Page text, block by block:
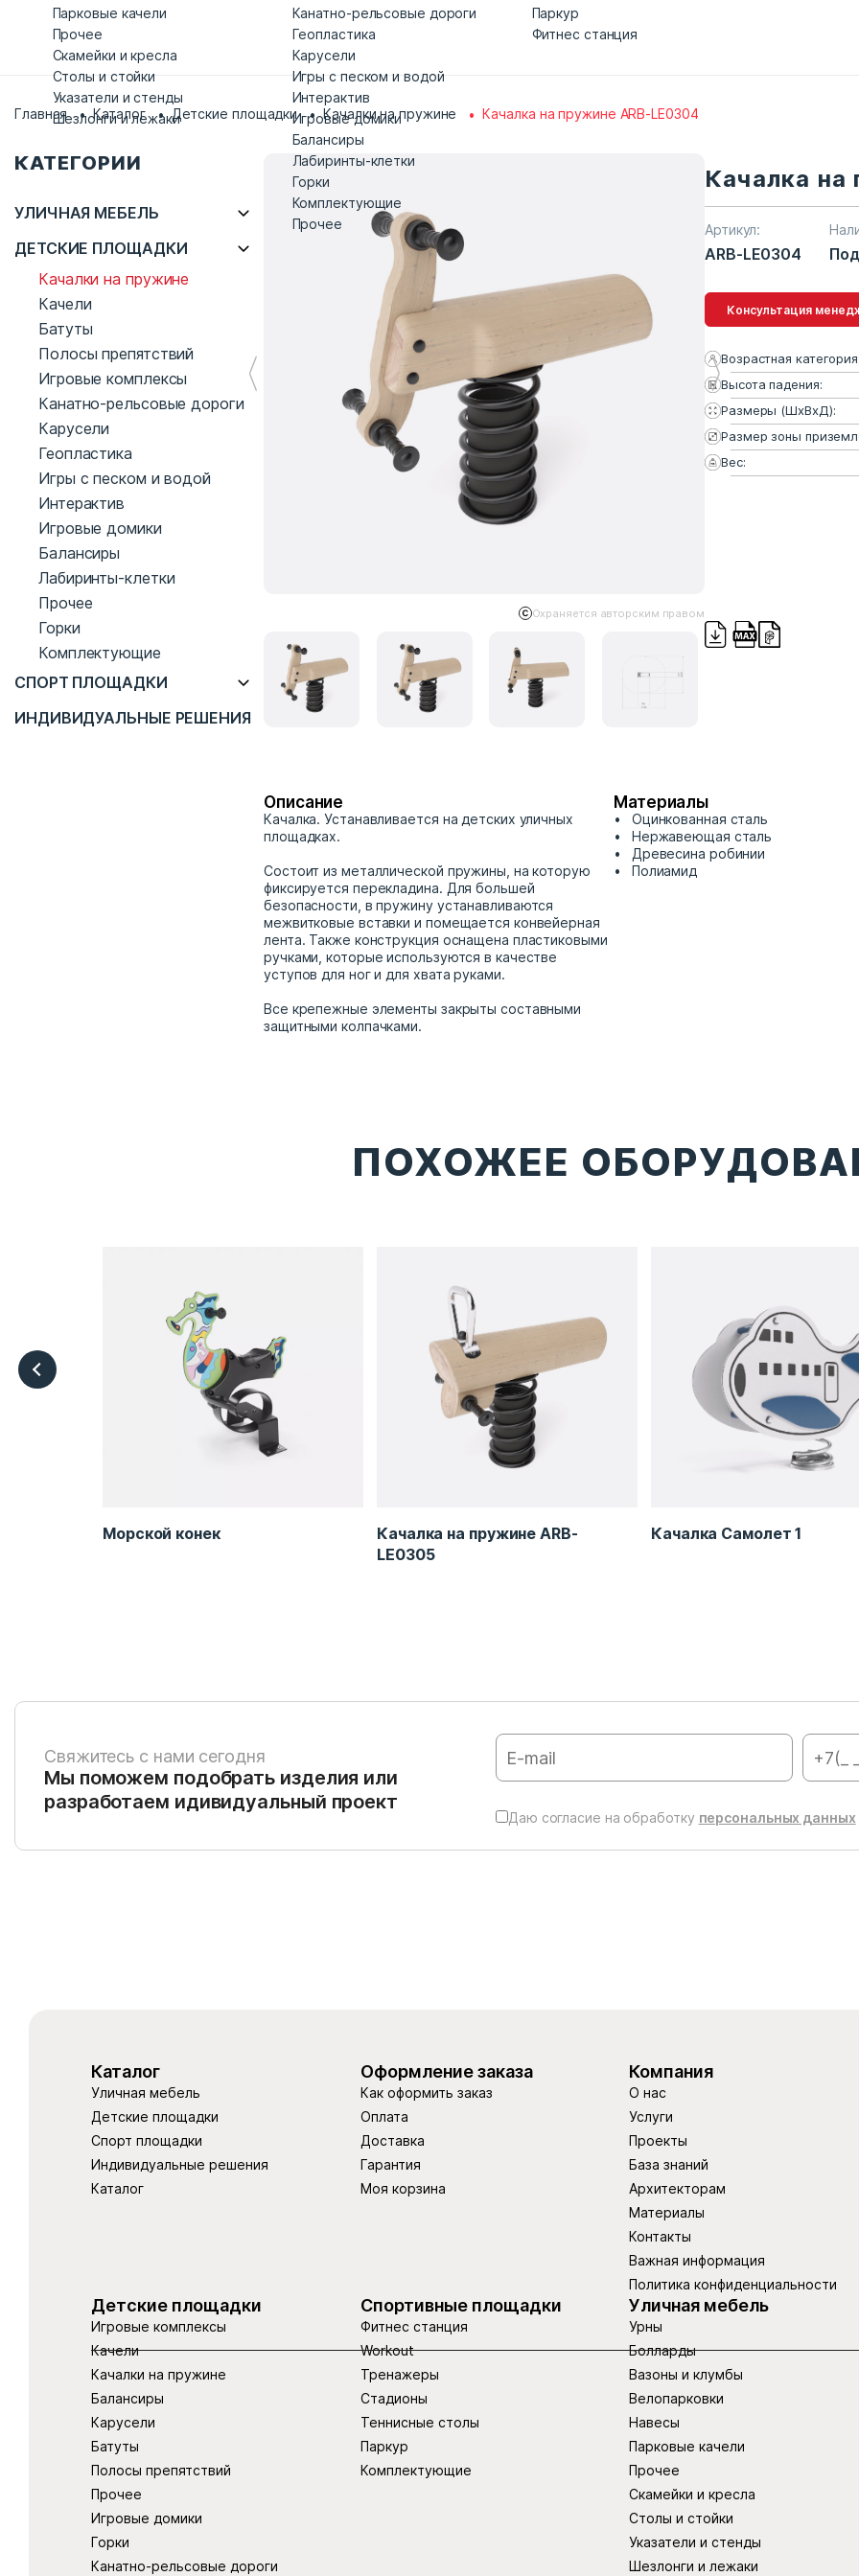
Парковые качели
Прочее
Скамейки и кресла
Столы и стойки
Указатели и стенды
Шезлонги и лежаки
Канатно-рельсовые дороги
Геопластика
Карусели
Игры с песком и водой
Интерактив
Игровые домики
Балансиры
Лабиринты-клетки
Горки
Комплектующие
Прочее
Паркур
Фитнес станция
Главная Каталог Детские площадки Качалки на пружине Качалка на пружине ARB-LE0304
КАТЕГОРИИ
УЛИЧНАЯ МЕБЕЛЬ
ДЕТСКИЕ ПЛОЩАДКИ
Качалки на пружине
Качели
Батуты
Полосы препятствий
Игровые комплексы
Канатно-рельсовые дороги
Карусели
Геопластика
Игры с песком и водой
Интерактив
Игровые домики
Балансиры
Лабиринты-клетки
Прочее
Горки
Комплектующие
СПОРТ ПЛОЩАДКИ
ИНДИВИДУАЛЬНЫЕ РЕШЕНИЯ
Охраняется авторским правом
Качалка на
Артикул:
ARB-LE0304
Консультация
Возрастная
Высота падения:
Размеры (ШхВхД):
Размер зоны
Вес:
Описание
Качалка. Устанавливается на детских уличных
площадках.
Состоит из металлической пружины, на которую
фиксируется перекладина. Для большей
безопасности, в пружину устанавливаются
межвитковые вставки и помещается конвейерная
лента. Также конструкция оснащена пластиковыми
ручками, которые используются в качестве
уступов для ног и для хвата руками.
Все крепежные элементы закрыты составными
защитными колпачками.
Материалы
Оцинкованная сталь
Нержавеющая сталь
Древесина робинии
Полиамид
ПОХОЖЕЕ
Морской конек
Качалка на пружине ARB-
LE0305
Качалка Самолет 1
Свяжитесь с нами сегодня
Мы поможем подобрать изделия или
разработаем идивидуальный проект
Даю согласие на обработку персональных данных
Каталог
Уличная мебель
Детские площадки
Спорт площадки
Индивидуальные решения
Каталог
Оформление заказа
Как оформить заказ
Оплата
Доставка
Гарантия
Моя корзина
Компания
О нас
Услуги
Проекты
База знаний
Архитекторам
Материалы
Контакты
Важная информация
Политика конфиденциальности
Детские площадки
Игровые комплексы
Качели
Качалки на пружине
Балансиры
Карусели
Батуты
Полосы препятствий
Прочее
Игровые домики
Горки
Канатно-рельсовые дороги
Спортивные площадки
Фитнес станция
Workout
Тренажеры
Стадионы
Теннисные столы
Паркур
Комплектующие
Уличная мебель
Урны
Болларды
Вазоны и клумбы
Велопарковки
Навесы
Парковые качели
Прочее
Скамейки и кресла
Столы и стойки
Указатели и стенды
Шезлонги и лежаки